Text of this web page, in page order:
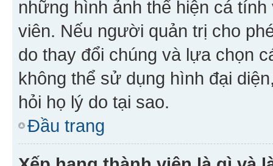
những hình ảnh thể hiện cá
viên. Nếu người quản trị cho
do thay đổi chúng và lựa chọn
không thể sử dụng hình đại
hỏi họ lý do tại sao.
Đầu trang